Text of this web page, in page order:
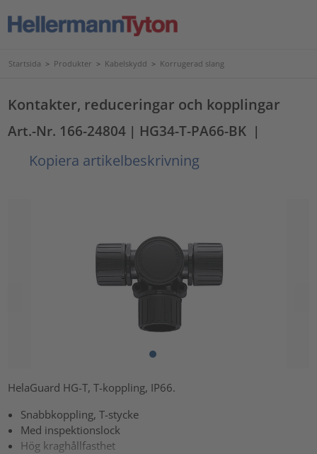
Startsida > Produkter > Kabelskydd > Korrugerad slang
Kontakter, reduceringar och kopplingar
Art.-Nr. 166-24804 | HG34-T-PA66-BK |
Kopiera artikelbeskrivning
HelaGuard HG-T, T-koppling, IP66.
Snabbkoppling, T-stycke
Med inspektionslock
Hög kraghållfasthet